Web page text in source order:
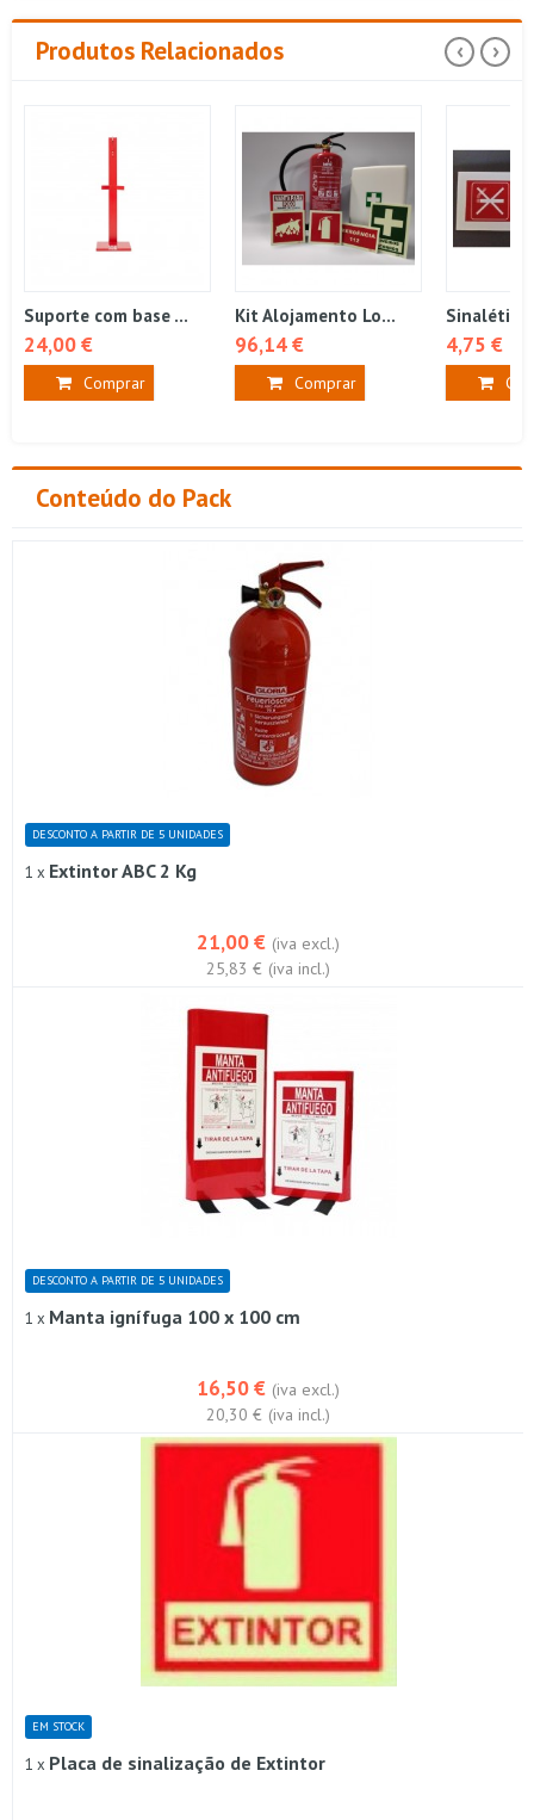
Produtos Relacionados
Suporte com base ...
24,00 €
Comprar
Kit Alojamento Lo...
96,14 €
Comprar
Sinalética
4,75 €
‹ ›
Conteúdo do Pack
DESCONTO A PARTIR DE 5 UNIDADES
1 x Extintor ABC 2 Kg
21,00 € (iva excl.)
25,83 € (iva incl.)
DESCONTO A PARTIR DE 5 UNIDADES
1 x Manta ignífuga 100 x 100 cm
16,50 € (iva excl.)
20,30 € (iva incl.)
EM STOCK
1 x Placa de sinalização de Extintor